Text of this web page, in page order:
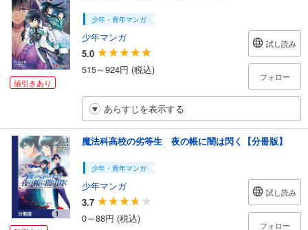
値引きあり
少年・青年マンガ
少年マンガ
5.0
515～924円 (税込)
試し読み
フォロー
あらすじを表示する
魔法科高校の劣等生 夜の帳に闇は閃く【分冊版】
少年・青年マンガ
少年マンガ
3.7
0～88円 (税込)
試し読み
フォロー